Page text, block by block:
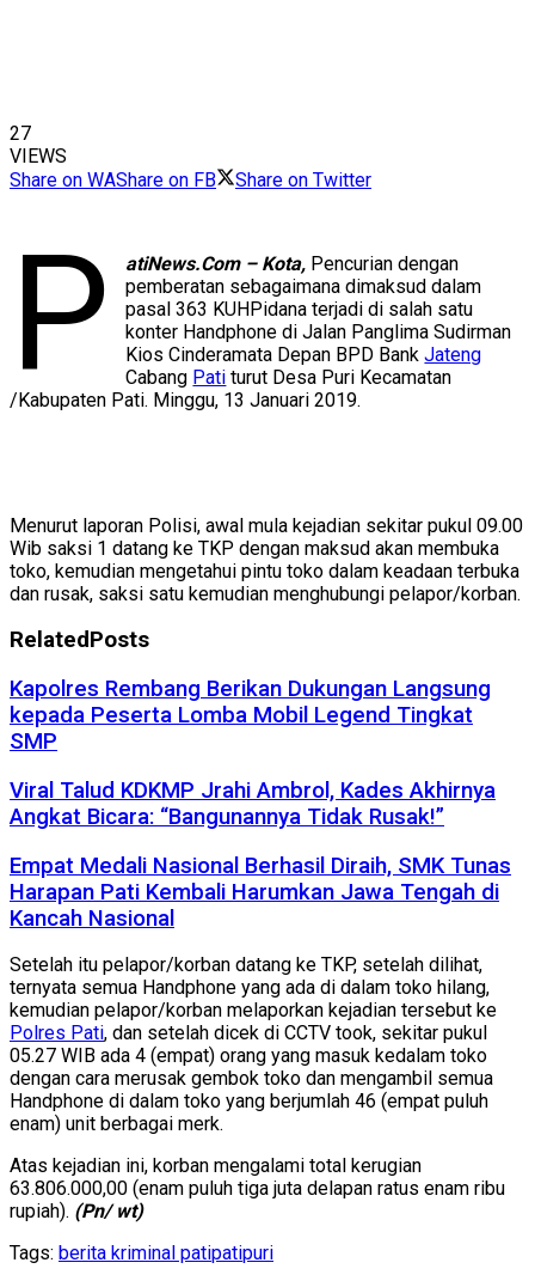
27
VIEWS
Share on WAShare on FB Share on Twitter
P atiNews.Com – Kota, Pencurian dengan
pemberatan sebagaimana dimaksud dalam
pasal 363 KUHPidana terjadi di salah satu
konter Handphone di Jalan Panglima Sudirman
Kios Cinderamata Depan BPD BankJateng
Cabang Pati turut Desa Puri Kecamatan
/Kabupaten Pati. Minggu, 13 Januari 2019.
Menurut laporan Polisi, awal mula kejadian sekitar pukul 09.00
Wib saksi 1 datang ke TKP dengan maksud akan membuka
toko, kemudian mengetahui pintu toko dalam keadaan terbuka
dan rusak, saksi satu kemudian menghubungi pelapor/korban.
RelatedPosts
Kapolres Rembang Berikan Dukungan Langsung
kepada Peserta Lomba Mobil Legend Tingkat
SMP
Viral Talud KDKMP Jrahi Ambrol, Kades Akhirnya
Angkat Bicara: “Bangunannya Tidak Rusak!”
Empat Medali Nasional Berhasil Diraih, SMK Tunas
Harapan Pati Kembali Harumkan Jawa Tengah di
Kancah Nasional
Setelah itu pelapor/korban datang ke TKP, setelah dilihat,
ternyata semua Handphone yang ada di dalam toko hilang,
kemudian pelapor/korban melaporkan kejadian tersebut ke
Polres Pati, dan setelah dicek di CCTV took, sekitar pukul
05.27 WIB ada 4 (empat) orang yang masuk kedalam toko
dengan cara merusak gembok toko dan mengambil semua
Handphone di dalam toko yang berjumlah 46 (empat puluh
enam) unit berbagai merk.
Atas kejadian ini, korban mengalami total kerugian
63.806.000,00 (enam puluh tiga juta delapan ratus enam ribu
rupiah). (Pn/ wt)
Tags: berita kriminal patipatipuri